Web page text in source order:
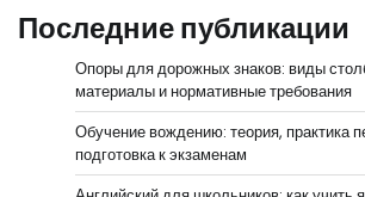
Последние публикации
Опоры для дорожных знаков: виды
материалы и нормативные требования
Обучение вождению: теория, практика
подготовка к экзаменам